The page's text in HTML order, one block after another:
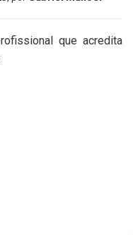
que acredita